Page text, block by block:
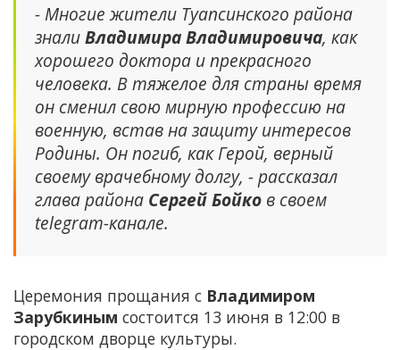
- Многие жители Туапсинского района
зналиВладимира Владимировича, как
хорошего доктора и прекрасного
человека. В тяжелое для страны время
он сменил свою мирную профессию на
военную, встав на защиту интересов
Родины. Он погиб, как Герой, верный
своему врачебному долгу, - рассказал
глава района Сергей Бойко в своем
telegram-канале.
Церемония прощания с Владимиром
Зарубкиным состоится 13 июня в 12:00 в
городском дворце культуры.